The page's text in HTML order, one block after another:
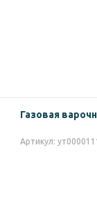
Газовая
Артикул: